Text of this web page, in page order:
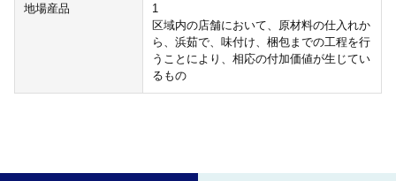
地場産品
1
区域内の店舗において、原材料の仕入れか
ら、浜茹で、味付け、梱包までの工程を行
うことにより、相応の付加価値が生じてい
るもの